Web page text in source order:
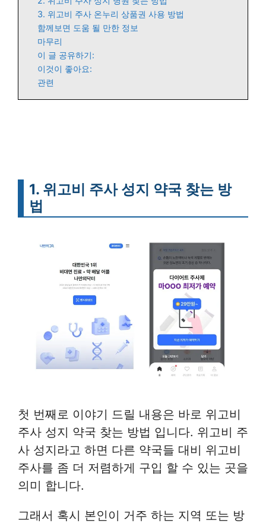
3. 위고비 주사 온누리 상품권 사용 방법
함께보면 도움 될 만한 정보
마무리
이 글 공유하기:
이것이 좋아요:
관련
1. 위고비 주사 성지 약국 찾는 방
법
첫 번째로 이야기 드릴 내용은 바로 위고비
주사 성지 약국 찾는 방법 입니다. 위고비 주
사 성지라고 하면 다른 약국들 대비 위고비
주사를 좀 더 저렴하게 구입 할 수 있는 곳을
의미 합니다.
그래서 혹시 본인이 거주 하는 지역 또는 방